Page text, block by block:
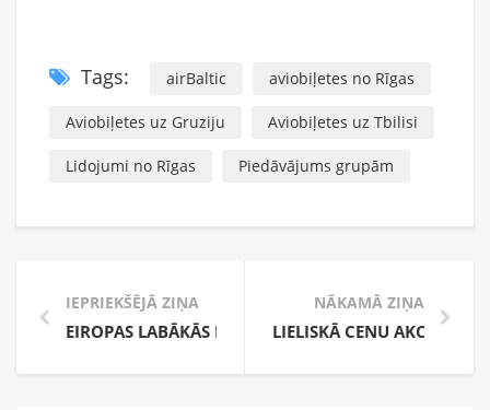
Tags: airBaltic aviobiļetes no Rīgas
Aviobiļetes uz Gruziju Aviobiļetes uz Tbilisi
Lidojumi no Rīgas Piedāvājums grupām
IEPRIEKŠĒJĀ ZIŅA
EIROPAS LABĀKĀS PLUDMALES
NĀKAMĀ ZIŅA
LIELISKĀ CENU AKCIJA